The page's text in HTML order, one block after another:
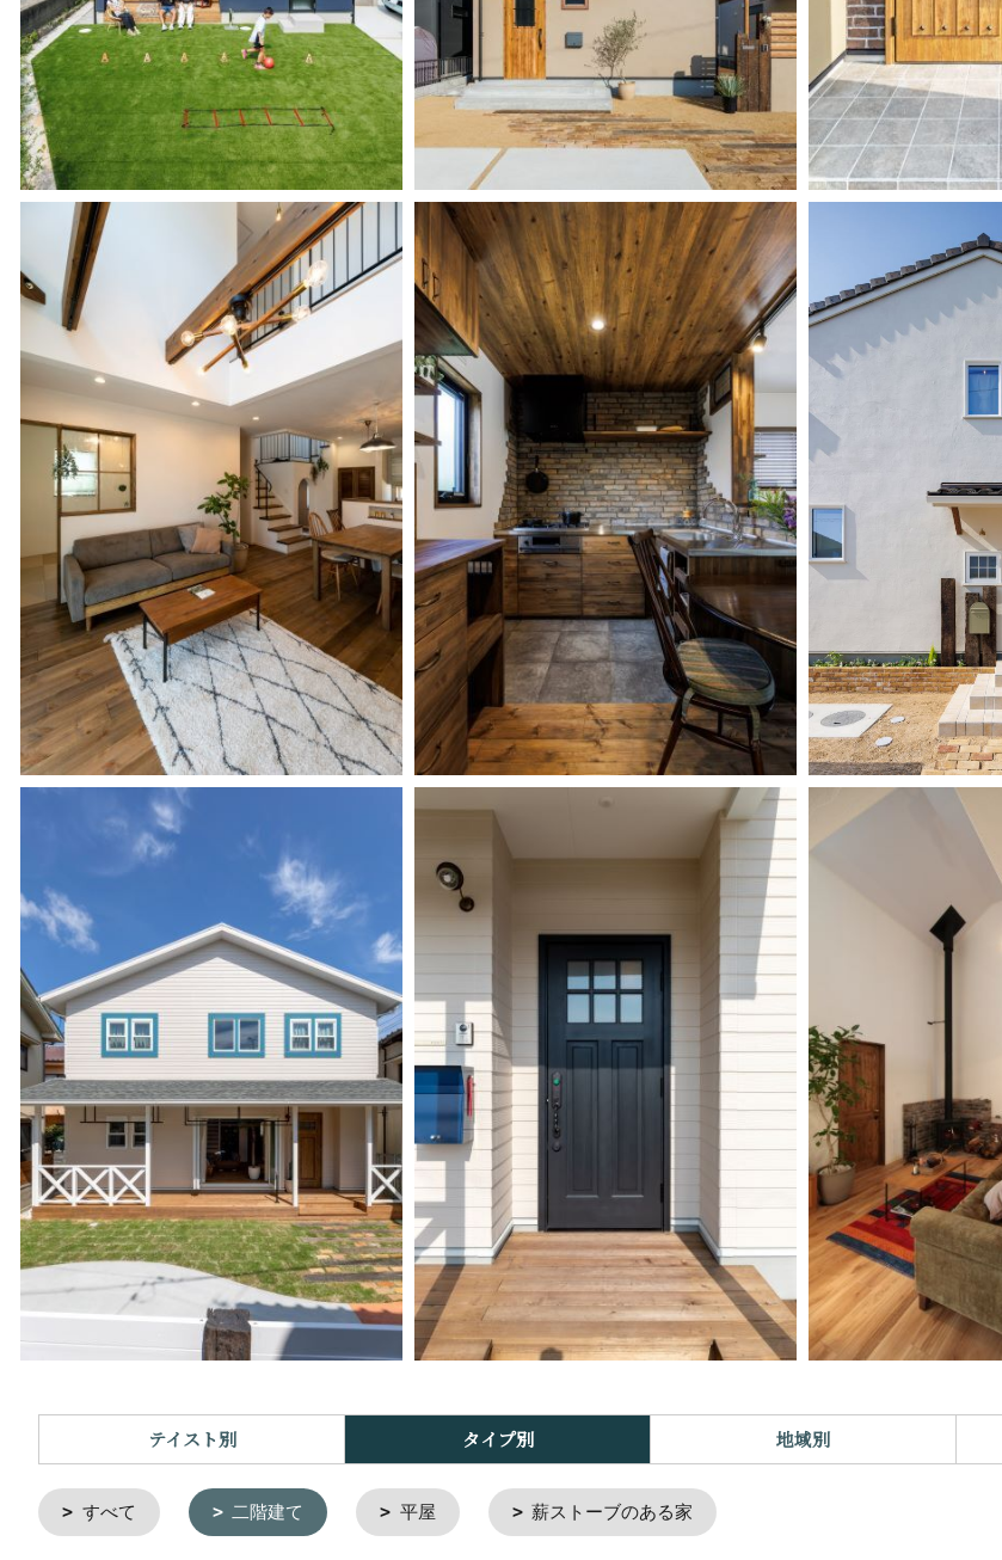
テイスト別 タイプ別 地域別
すべて 二階建て 平屋 薪ストーブのある家